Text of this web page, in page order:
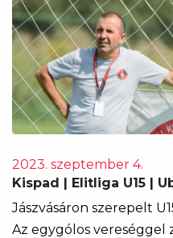
2023. szeptember 4.
Kispad | Elitliga U15 |
Jászvásáron szerepelt
Az egygólos